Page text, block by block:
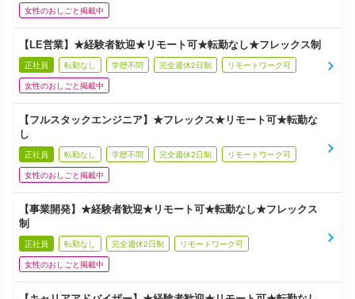
女性のおしごと掲載中
【LE営業】★経験者歓迎★リモート可★転勤なし★フレックス制
正社員 転勤なし 学歴不問 完全週休2日制 リモートワーク可
女性のおしごと掲載中
【フルスタックエンジニア】★フレックス★リモート可★転勤な
し
正社員 転勤なし 学歴不問 完全週休2日制 リモートワーク可
女性のおしごと掲載中
【事業開発】★経験者歓迎★リモート可★転勤なし★フレックス
制
正社員 転勤なし 完全週休2日制 リモートワーク可
女性のおしごと掲載中